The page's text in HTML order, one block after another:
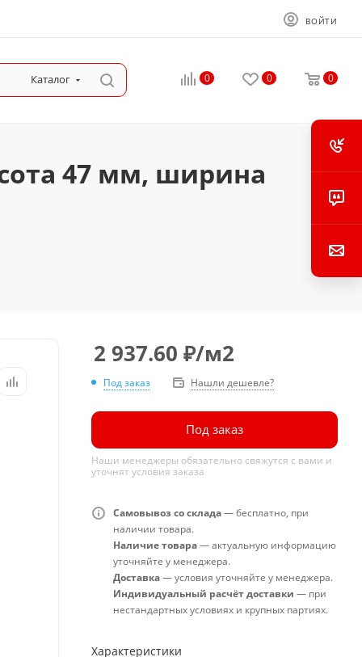
ВОЙТИ
Каталог 0 0 0
47 мм, ширина
2 937.60 ₽/м2
Под заказ Нашли дешевле?
Под заказ
Наши менеджеры обязательно свяжутся с вами и
уточнят условия заказа
Самовывоз со склада— бесплатно, при
наличии товара.
Наличие товара— актуальную информацию
уточняйте у менеджера.
Доставка— условия уточняйте у менеджера.
Индивидуальный расчёт доставки — при
нестандартных условиях и крупных партиях.
Характеристики